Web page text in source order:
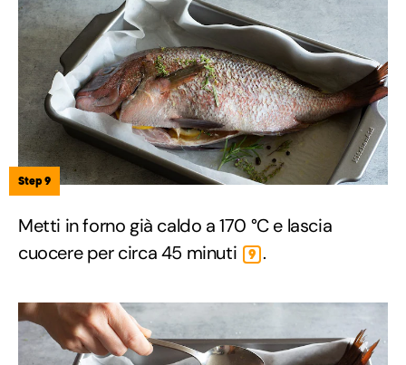
Step 9
Metti in forno già caldo a 170 °C e lascia
cuocere per circa 45 minuti
9 .